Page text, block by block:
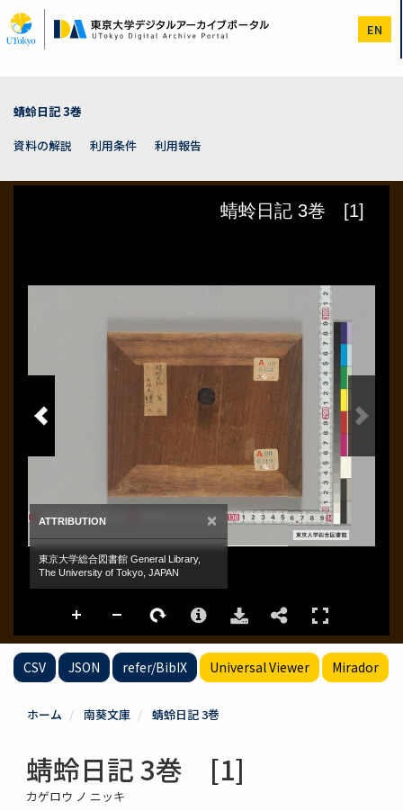
イ
ン
EN
蜻蛉日記 3巻
資料の解説
利用条件 利用報告
CSV JSON refer/BibIX Universal Viewer Mirador
ホーム 南葵文庫 蜻蛉日記 3巻
蜻蛉日記 3巻 [1]
カゲロウ ノ ニッキ